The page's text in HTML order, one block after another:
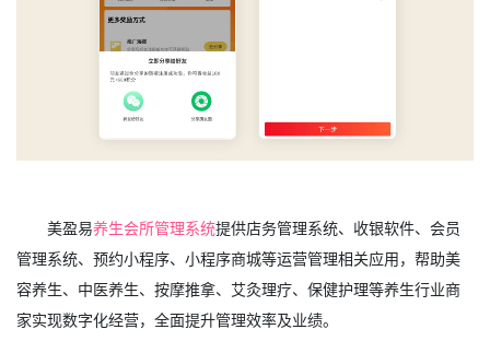
美盈易养生会所管理系统提供店务管理系统、收银软件、会员
管理系统、预约小程序、小程序商城等运营管理相关应用，帮助美
容养生、中医养生、按摩推拿、艾灸理疗、保健护理等养生行业商
家实现数字化经营，全面提升管理效率及业绩。